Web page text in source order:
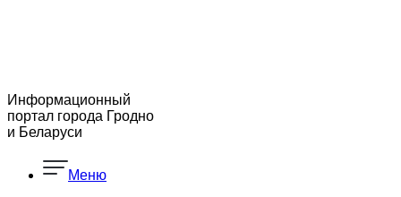
Информационный
портал города Гродно
и Беларуси
Меню